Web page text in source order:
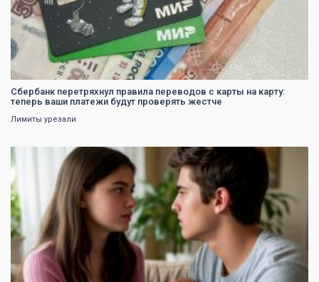
Сбербанк перетряхнул правила переводов с карты на карту:
теперь ваши платежи будут проверять жестче
Лимиты урезали